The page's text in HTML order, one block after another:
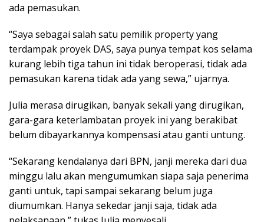
ada pemasukan.
“Saya sebagai salah satu pemilik property yang
terdampak proyek DAS, saya punya tempat kos selama
kurang lebih tiga tahun ini tidak beroperasi, tidak ada
pemasukan karena tidak ada yang sewa,” ujarnya.
Julia merasa dirugikan, banyak sekali yang dirugikan,
gara-gara keterlambatan proyek ini yang berakibat
belum dibayarkannya kompensasi atau ganti untung.
“Sekarang kendalanya dari BPN, janji mereka dari dua
minggu lalu akan mengumumkan siapa saja penerima
ganti untuk, tapi sampai sekarang belum juga
diumumkan. Hanya sekedar janji saja, tidak ada